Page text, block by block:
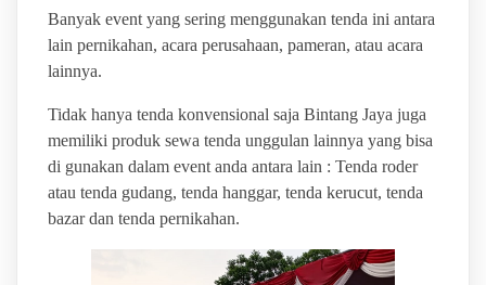
Banyak event yang sering menggunakan tenda ini antara
lain pernikahan, acara perusahaan, pameran, atau acara
lainnya.
Tidak hanya tenda konvensional saja Bintang Jaya juga
memiliki produk sewa tenda unggulan lainnya yang bisa
di gunakan dalam event anda antara lain : Tenda roder
atau tenda gudang, tenda hanggar, tenda kerucut, tenda
bazar dan tenda pernikahan.